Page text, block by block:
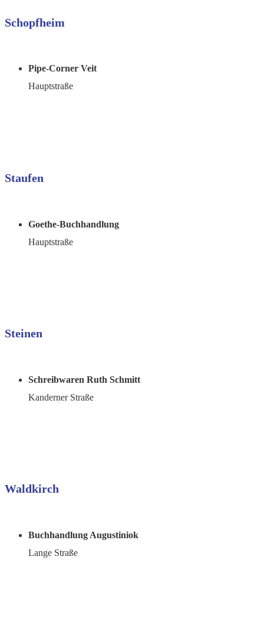
Schopfheim
Pipe-Corner Veit
Hauptstraße
Staufen
Goethe-Buchhandlung
Hauptstraße
Steinen
Schreibwaren Ruth Schmitt
Kanderner Straße
Waldkirch
Buchhandlung Augustiniok
Lange Straße